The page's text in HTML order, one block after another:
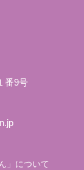
番9号
」について